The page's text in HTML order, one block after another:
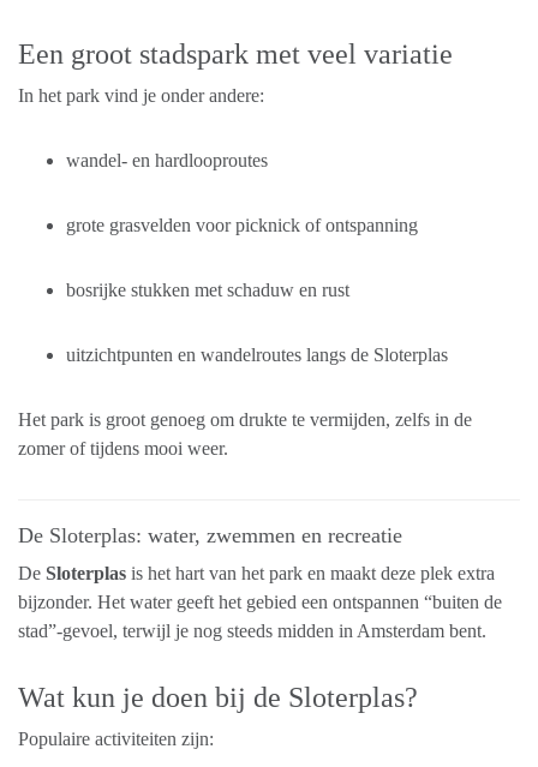
Een groot stadspark met veel variatie
In het park vind je onder andere:
wandel- en hardlooproutes
grote grasvelden voor picknick of ontspanning
bosrijke stukken met schaduw en rust
uitzichtpunten en wandelroutes langs de Sloterplas
Het park is groot genoeg om drukte te vermijden, zelfs in de
zomer of tijdens mooi weer.
De Sloterplas: water, zwemmen en recreatie
De Sloterplas is het hart van het park en maakt deze plek extra
bijzonder. Het water geeft het gebied een ontspannen “buiten de
stad”-gevoel, terwijl je nog steeds midden in Amsterdam bent.
Wat kun je doen bij de Sloterplas?
Populaire activiteiten zijn: